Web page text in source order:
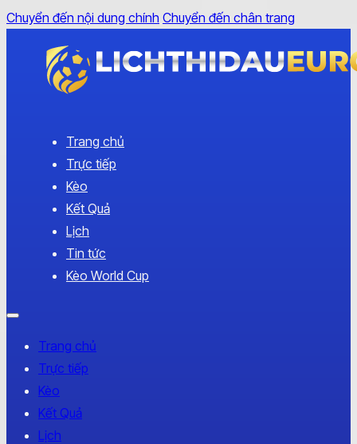
Chuyển đến nội dung chính Chuyển đến chân trang
Trang chủ
Trực tiếp
Kèo
Kết Quả
Lịch
Tin tức
Kèo World Cup
Trang chủ
Trực tiếp
Kèo
Kết Quả
Lịch